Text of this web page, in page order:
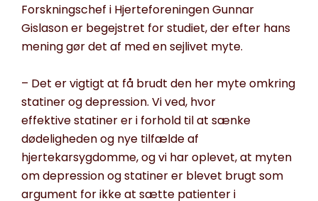
Forskningschef i Hjerteforeningen Gunnar
Gislason er begejstret for studiet, der efter hans
mening gør det af med en sejlivet myte.
– Det er vigtigt at få brudt den her myte omkring
statinerog depression. Vi ved, hvor
effektivestatinerer i forhold til at sænke
dødeligheden og nye tilfælde af
hjertekarsygdomme,og vi har oplevet, at myten
om depression ogstatinerer blevet brugt som
argument for ikke at sætte patienter i